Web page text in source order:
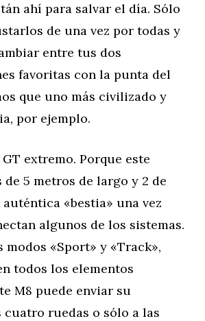
ahí para salvar el día. Sólo
de una vez por todas y
entre tus dos
favoritas con la punta del
que uno más civilizado y
por ejemplo.
extremo. Porque este
de 5 metros de largo y 2 de
auténtica «bestia» una vez
algunos de los sistemas.
modos «Sport» y «Track»,
todos los elementos
M8 puede enviar su
cuatro ruedas o sólo a las